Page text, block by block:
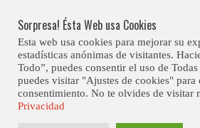
content
Sorpresa! Ésta Web usa Cookies
Esta web usa cookies para mejorar su
estadísticas anónimas de visitantes.
Todo”, puedes consentir el uso de
puedes visitar "Ajustes de cookies" para
consentimiento. No te olvides de visitar
Privacidad